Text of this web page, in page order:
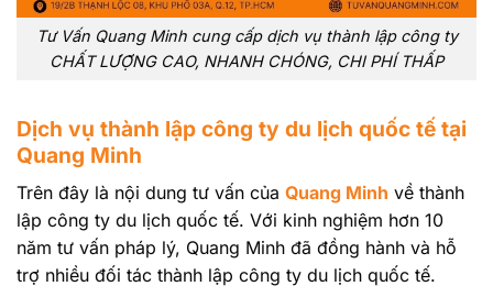
Tư Vấn Quang Minh cung cấp dịch vụ thành lập công ty
CHẤT LƯỢNG CAO, NHANH CHÓNG, CHI PHÍ THẤP
Dịch vụ thành lập công ty du lịch quốc tế tại
Quang Minh
Trên đây là nội dung tư vấn của Quang Minh về thành
lập công ty du lịch quốc tế. Với kinh nghiệm hơn 10
năm tư vấn pháp lý, Quang Minh đã đồng hành và hỗ
trợ nhiều đối tác thành lập công ty du lịch quốc tế.